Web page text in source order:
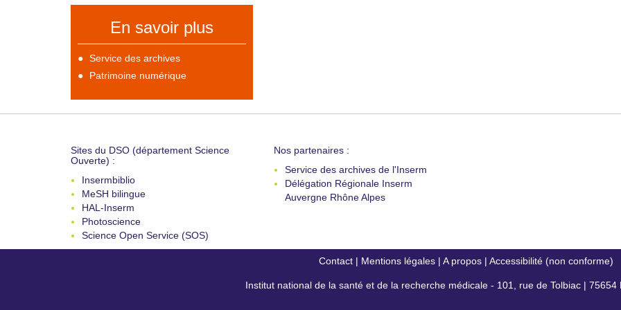
En savoir plus
Service des archives
Patrimoine numérique
Sites du DSO (département Science
Ouverte) :
Insermbiblio
MeSH bilingue
HAL-Inserm
Photoscience
Science Open Service (SOS)
Nos partenaires :
Service des archives de l'Inserm
Délégation Régionale Inserm
Auvergne Rhône Alpes
Contact| Mentions légales| A propos| Accessibilité (non conforme)
Institut national de la santé et de la recherche médicale - 101, rue de Tolbiac | 75654